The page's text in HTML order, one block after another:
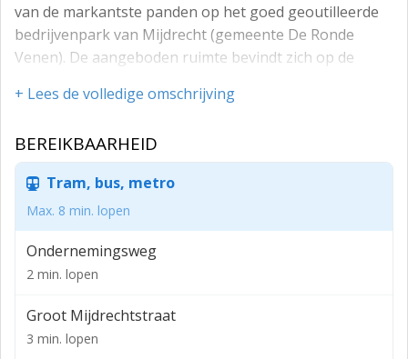
van de markantste panden op het goed geoutilleerde
bedrijvenpark van Mijdrecht (gemeente De Ronde
Venen). De aangeboden ruimte bevindt zich op de
oppervlakte van in totaal ca. 2002 m² VVO. Het pand is
(beton/aluminium vliesgevels met hoog plafond en veel
glas), verder is de ruimte vrij indeelbaar. Gelegen in de
directe omgeving van Karwei, Keuken Kampioen,
Keuken Stunter, Grando Keukens, Van Kreuningen,
(Van Ekris).
Begane grond (middels trap en lift verbonden met de
verdieping):
+ Lees de volledige omschrijving
BEREIKBAARHEID
Tram, bus, metro
Max. 8 min. lopen
Ondernemingsweg
2 min. lopen
Groot Mijdrechtstraat
3 min. lopen